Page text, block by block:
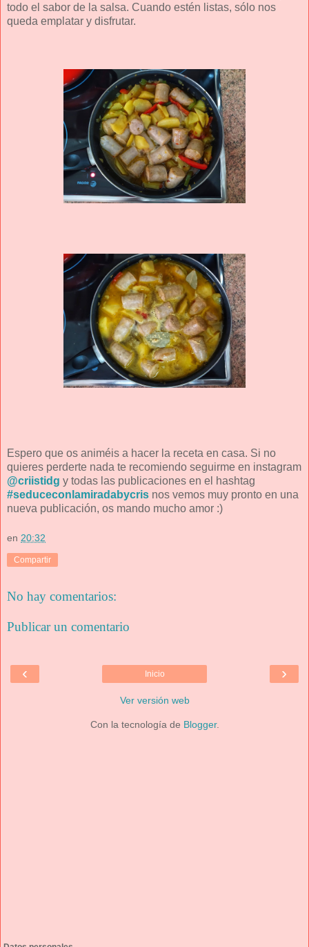
todo el sabor de la salsa. Cuando estén listas, sólo nos
queda emplatar y disfrutar.
Espero que os animéis a hacer la receta en casa. Si no
quieres perderte nada te recomiendo seguirme en instagram
@criistidg y todas las publicaciones en el hashtag
#seduceconlamiradabycris nos vemos muy pronto en una
nueva publicación, os mando mucho amor :)
en 20:32
Compartir
No hay comentarios:
Publicar un comentario
‹ ›
Inicio
Ver versión web
Con la tecnología de Blogger.